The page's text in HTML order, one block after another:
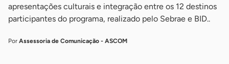
apresentações culturais e integração entre os 12 destinos
participantes do programa, realizado pelo Sebrae e BID..
Por Assessoria de Comunicação - ASCOM